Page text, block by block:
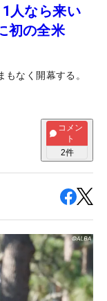
人なら来い
初の全米
なく開幕する。
コメン
ト
2件